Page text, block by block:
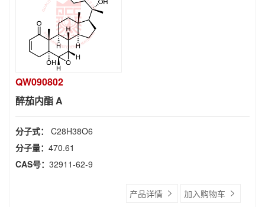
QW090802
醉茄内酯 A
分子式： C28H38O6
分子量： 470.61
CAS号： 32911-62-9
产品详情 加入购物车